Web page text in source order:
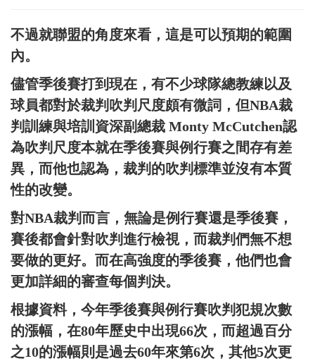
不過就聯盟的角度來看，這是可以預期的範圍
內。
儘管季後賽打到現在，有不少球隊總教練以及
球員都對於裁判吹判尺度頗有微詞，但NBA裁
判訓練與培訓資深副總裁 Monty McCutchen認
為吹判尺度本就在季後賽與例行賽之間存有差
異，而他也認為，裁判的吹判標準並沒有本質
性的改變。
對NBA裁判而言，無論是例行賽還是季後賽，
賽後都會針對吹判進行檢視，而裁判們無不想
要做的更好。而在高強度的季後賽，他們也會
更加詳細的審查每個判決。
根據資料，今年季後賽與例行賽吹判犯規次數
的漲幅，在80年歷史中出現66次，而超過百分
之10的漲幅則是過去60年來第6次，其他5次更